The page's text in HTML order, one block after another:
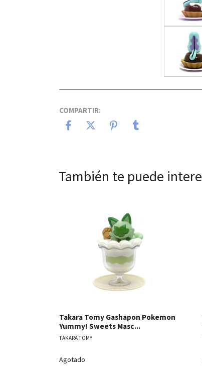
COMPARTIR:
También te puede
Takara Tomy Gashapon Pokemon
Yummy! Sweets Masc...
TAKARA TOMY
Agotado